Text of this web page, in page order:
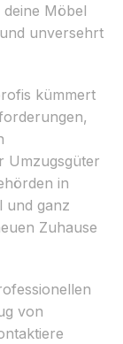
Möbel
unversehrt
kümmert
Umzugsgüter
in
und ganz
Zuhause
von